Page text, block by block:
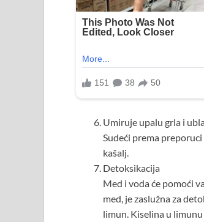
Umiruje upalu grla i
Sudeći prema
kašalj.
Detoksikacija
Med i voda će pomoći
med, je zaslužna za
limun. Kiselina u